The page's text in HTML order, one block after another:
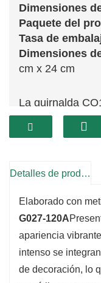
Dimensiones
Paquete del
Tasa de
Dimensiones
cm x 24 cm
La guirnalda
complemento
120 cm de
verde, diseñado
enmarcar
guirnalda
espacio.
Detalles de producto
Elaborado con
G027-120A
apariencia
intenso se
de decoración, lo